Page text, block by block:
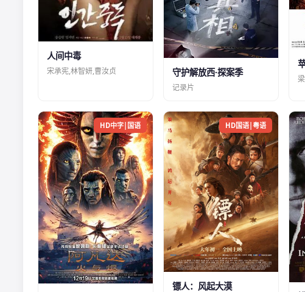
人间中毒
宋承宪,林智妍,曹汝贞 守护解放西·探案季
记录片
HD中字|国语 HD国语|粤语
镖人：风起大漠